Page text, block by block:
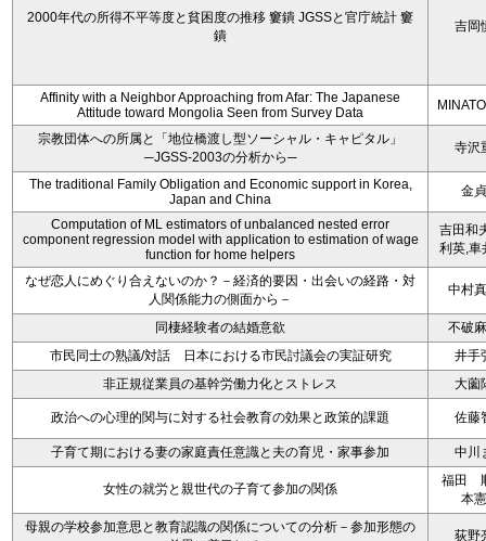
2000年代の所得不平等度と貧困度の推移 窶鐀 JGSSと官庁統計 窶
鐀
吉岡
Affinity with a Neighbor Approaching from Afar: The Japanese
Attitude toward Mongolia Seen from Survey Data
宗教団体への所属と「地位橋渡し型ソーシャル・キャピタル」
─JGSS-2003の分析から─
寺沢
The traditional Family Obligation and Economic support in Korea,
Japan and China
金
Computation of ML estimators of unbalanced nested error
component regression model with application to estimation of wage
function for home helpers
吉田和
利英,車
なぜ恋人にめぐり合えないのか？－経済的要因・出会いの経路・対
人関係能力の側面から－
中村
同棲経験者の結婚意欲
不破
市民同士の熟議/対話 日本における市民討議会の実証研究
井手
非正規従業員の基幹労働力化とストレス
大薗
政治への心理的関与に対する社会教育の効果と政策的課題 佐藤
子育て期における妻の家庭責任意識と夫の育児・家事参加 中川
女性の就労と親世代の子育て参加の関係
福田
本
母親の学校参加意思と教育認識の関係についての分析－参加形態の
荻野